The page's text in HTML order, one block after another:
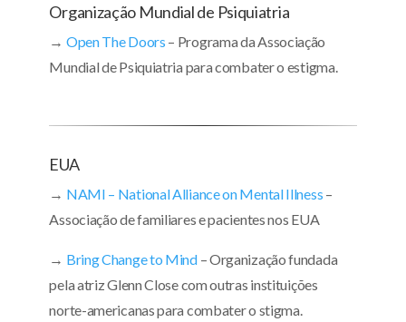
Organização Mundial de Psiquiatria
→ Open The Doors – Programa da Associação
Mundial de Psiquiatria para combater o estigma.
EUA
→ NAMI – National Alliance on Mental Illness –
Associação de familiares e pacientes nos EUA
→ Bring Change to Mind– Organização fundada
pela atriz Glenn Close com outras instituições
norte-americanas para combater o stigma.